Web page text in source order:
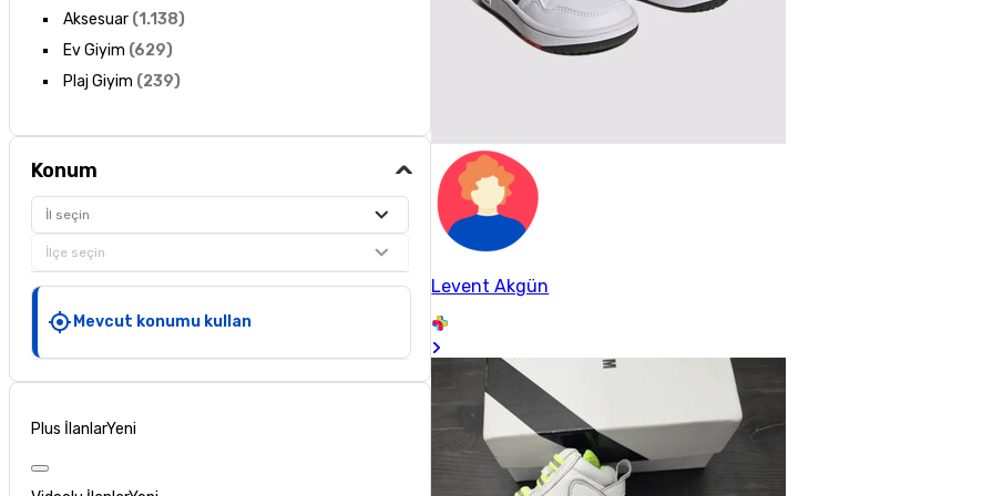
Aksesuar(1.138)
Ev Giyim (629)
Plaj Giyim (239)
Konum
İl seçin
İlçe seçin
Mevcut konumu kullan
Plus İlanlarYeni
Levent Akgün